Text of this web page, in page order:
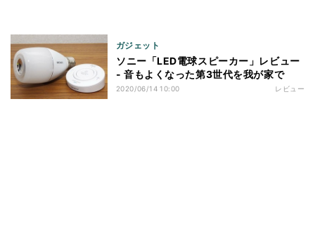
ガジェット
ソニー「LED電球スピーカー」レビュー
- 音もよくなった第3世代を我が家で
2020/06/14 10:00 レビュー